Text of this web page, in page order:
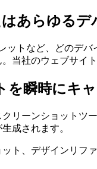
あらゆる
ットなど、どのデ
当社のウェブサイ
を瞬時にキ
リーンショットツ
成されます。
ト、デザインリフ